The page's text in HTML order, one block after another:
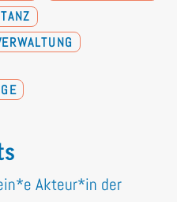
TANZ
Akteur*in der